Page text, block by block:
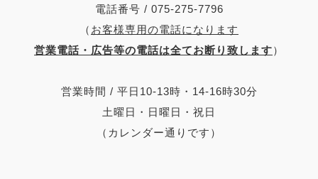
電話番号 / 075-275-7796
（ お客様専用の電話になります
営業電話・広告等の電話は全てお断り致します）
営業時間 / 平日10-13時・14-16時30分
土曜日・日曜日・祝日
（カレンダー通りです）